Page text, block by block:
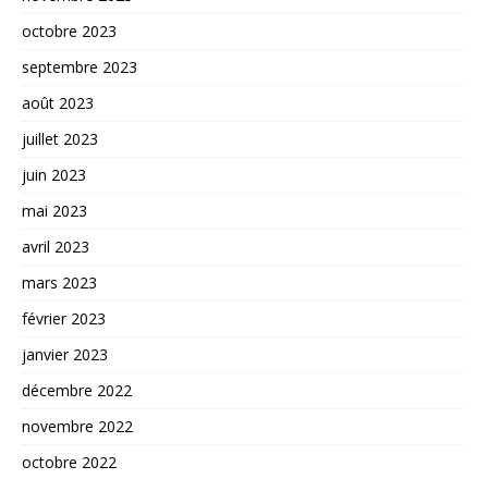
octobre 2023
septembre 2023
août 2023
juillet 2023
juin 2023
mai 2023
avril 2023
mars 2023
février 2023
janvier 2023
décembre 2022
novembre 2022
octobre 2022